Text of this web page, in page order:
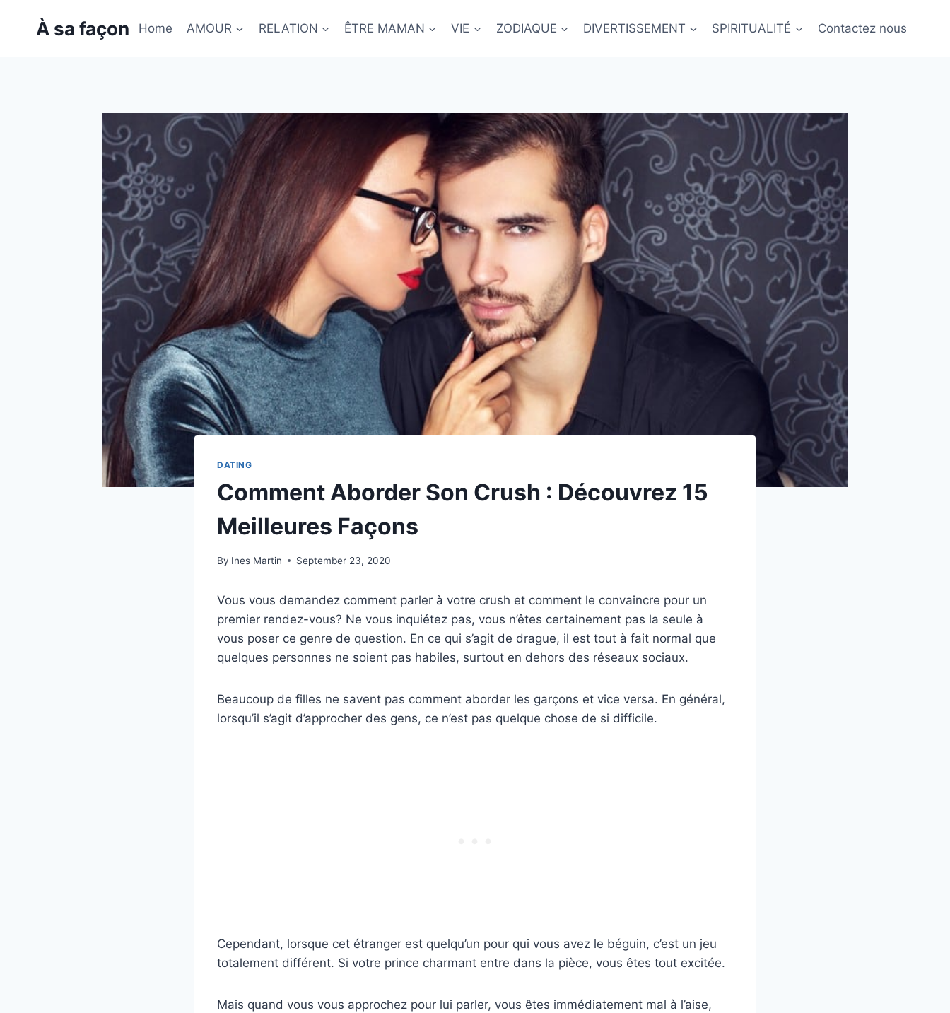
À sa façon Home AMOUR RELATION ÊTRE MAMAN VIE ZODIAQUE DIVERTISSEMENT SPIRITUALITÉ Contactez nous
DATING
Comment Aborder Son Crush : Découvrez 15
Meilleures Façons
By Ines Martin September 23, 2020
Vous vous demandez comment parler à votre crush et comment le convaincre pour un
premier rendez-vous? Ne vous inquiétez pas, vous n’êtes certainement pas la seule à
vous poser ce genre de question. En ce qui s’agit de drague, il est tout à fait normal que
quelques personnes ne soient pas habiles, surtout en dehors des réseaux sociaux.
Beaucoup de filles ne savent pas comment aborder les garçons et vice versa. En général,
lorsqu’il s’agit d’approcher des gens, ce n’est pas quelque chose de si difficile.
Cependant, lorsque cet étranger est quelqu’un pour qui vous avez le béguin, c’est un jeu
totalement différent. Si votre prince charmant entre dans la pièce, vous êtes tout excitée.
Mais quand vous vous approchez pour lui parler, vous êtes immédiatement mal à l’aise,